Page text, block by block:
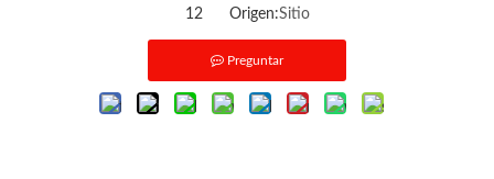
12 Origen:Sitio
Preguntar